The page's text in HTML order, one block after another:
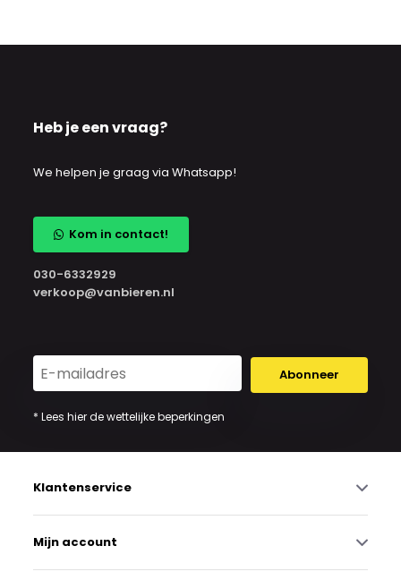
Heb je een vraag?
We helpen je graag via Whatsapp!
Kom in contact!
030-6332929
verkoop@vanbieren.nl
Abonneer
* Lees hier de wettelijke beperkingen
Klantenservice
Mijn account